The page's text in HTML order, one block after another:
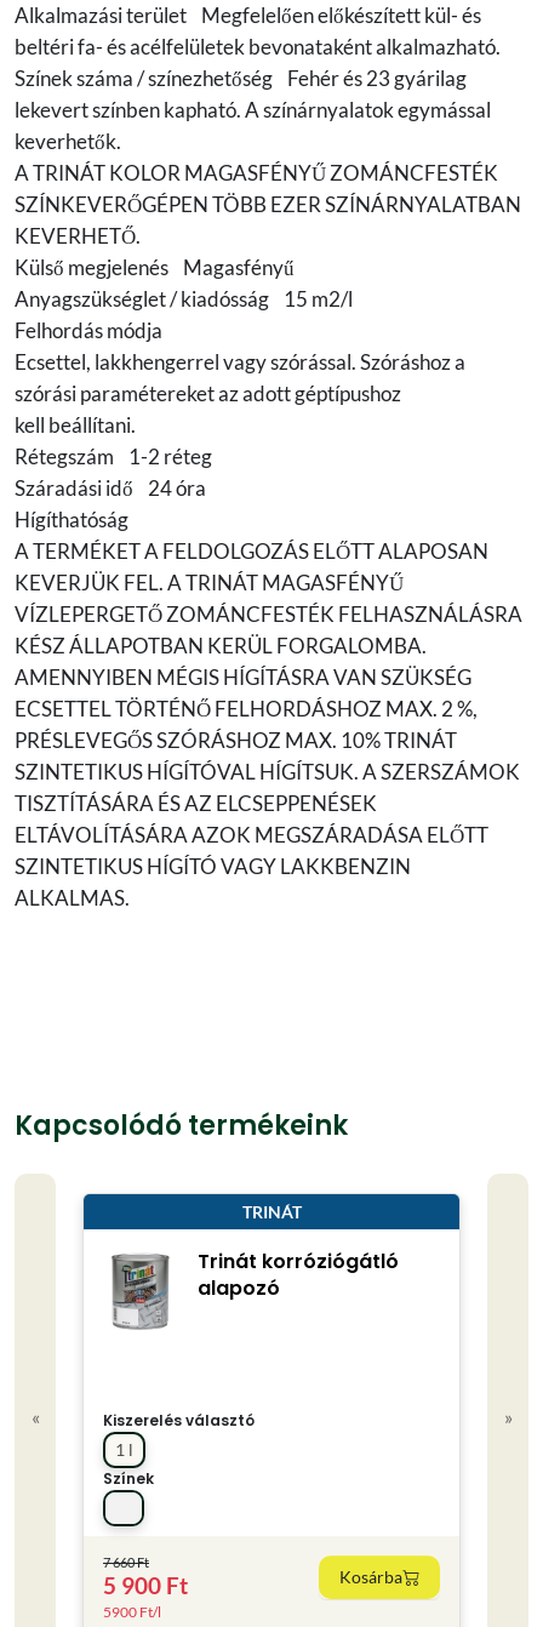
Alkalmazási terület Megfelelően előkészített kül- és
beltéri fa- és acélfelületek bevonataként alkalmazható.
Színek száma / színezhetőség Fehér és 23 gyárilag
lekevert színben kapható. A színárnyalatok egymással
keverhetők.
A TRINÁT KOLOR MAGASFÉNYŰ ZOMÁNCFESTÉK
SZÍNKEVERŐGÉPEN TÖBB EZER SZÍNÁRNYALATBAN
KEVERHETŐ.
Külső megjelenés Magasfényű
Anyagszükséglet / kiadósság 15 m2/l
Felhordás módja
Ecsettel, lakkhengerrel vagy szórással. Szóráshoz a
szórási paramétereket az adott géptípushoz
kell beállítani.
Rétegszám 1-2 réteg
Száradási idő 24 óra
Hígíthatóság
A TERMÉKET A FELDOLGOZÁS ELŐTT ALAPOSAN
KEVERJÜK FEL. A TRINÁT MAGASFÉNYŰ
VÍZLEPERGETŐ ZOMÁNCFESTÉK FELHASZNÁLÁSRA
KÉSZ ÁLLAPOTBAN KERÜL FORGALOMBA.
AMENNYIBEN MÉGIS HÍGÍTÁSRA VAN SZÜKSÉG
ECSETTEL TÖRTÉNŐ FELHORDÁSHOZ MAX. 2 %,
PRÉSLEVEGŐS SZÓRÁSHOZ MAX. 10% TRINÁT
SZINTETIKUS HÍGÍTÓVAL HÍGÍTSUK. A SZERSZÁMOK
TISZTÍTÁSÁRA ÉS AZ ELCSEPPENÉSEK
ELTÁVOLÍTÁSÁRA AZOK MEGSZÁRADÁSA ELŐTT
SZINTETIKUS HÍGÍTÓ VAGY LAKKBENZIN
ALKALMAS.
Kapcsolódó termékeink
«
TRINÁT
Trinát korróziógátló
alapozó
Kiszerelés választó
1 l
Színek
7 660 Ft
5 900 Ft
5900 Ft/l
Kosárba
»